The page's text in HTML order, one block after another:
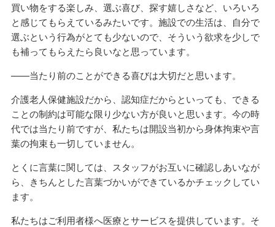
買い物をする楽しみ、選ぶ喜び、探す嬉しさなど、いろいろ
と感じてもらえているみたいです。施設での生活は、自分で
選ぶという行為がとても少ないので、そういう欲求を少しで
も補ってもらえたら良いなと思っています。
——当たり前のことができる喜びは大切だと思います。
介護老人保健施設だから、認知症だからといっても、できる
ことの制約は可能な限り少ない方が良いと思います。今の時
代では当たり前ですが、私たちは開設当初から身体拘束や言
葉の拘束も一切していません。
とくに言葉に関しては、スタッフがお互いに確認しあいなが
ら、きちんとした言葉づかいができているかチェックしてい
ます。
私たちはご利用者様へ医療とサービスを提供しています。そ